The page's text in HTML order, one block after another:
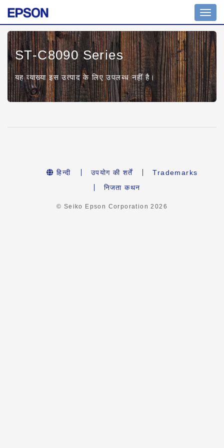
ST-C8090 Series
यह व्याख्या इस उत्पाद के लिए उपलब्ध नहीं है।
हिन्दी उपयोग की शर्तें
Trademarks
निजता कथन
© Seiko Epson Corporation2026